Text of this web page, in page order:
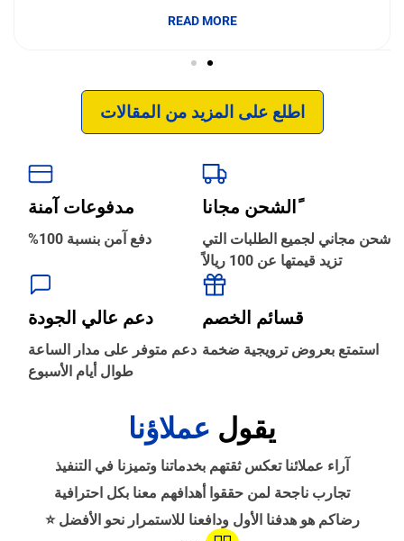
READ MORE
READ MORE
اطلع على المزيد من المقالات
ًالشحن مجانا
شحن مجاني لجميع الطلبات التي
تزيد قيمتها عن 100 ريالاً
مدفوعات آمنة
دفع آمن بنسبة 100%
قسائم الخصم
استمتع بعروض ترويجية ضخمة
دعم عالي الجودة
دعم متوفر على مدار الساعة
طوال أيام الأسبوع
يقول عملاؤنا
آراء عملائنا تعكس ثقتهم بخدماتنا وتميزنا في التنفيذ
تجارب ناجحة لمن حققوا أهدافهم معنا بكل احترافية
رضاكم هو هدفنا الأول ودافعنا للاستمرار نحو الأفضل ⭐
الترجمة والبحوث ‹
الطباعة والأدوات المكتبية
حجز طيران ‹
الوظائف ‹